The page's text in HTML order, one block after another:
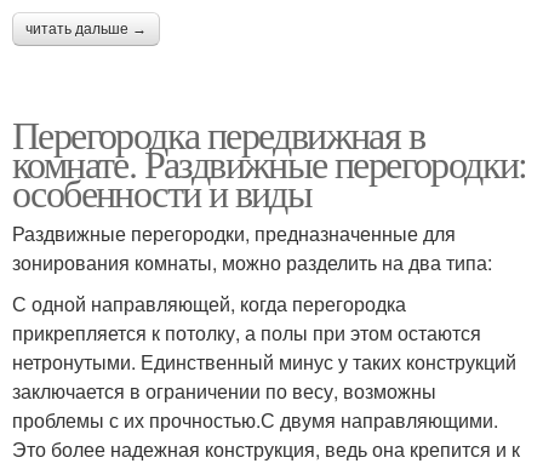
читать дальше →
Перегородка передвижная в
комнате. Раздвижные перегородки:
особенности и виды
Раздвижные перегородки, предназначенные для
зонирования комнаты, можно разделить на два типа:
С одной направляющей, когда перегородка
прикрепляется к потолку, а полы при этом остаются
нетронутыми. Единственный минус у таких конструкций
заключается в ограничении по весу, возможны
проблемы с их прочностью.С двумя направляющими.
Это более надежная конструкция, ведь она крепится и к